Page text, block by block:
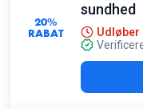
20%
RABAT
sundhed
Udløber